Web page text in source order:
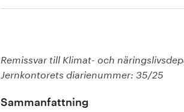
Remissvar till Klimat- och
Jernkontorets diarienummer: 35/25
Sammanfattning